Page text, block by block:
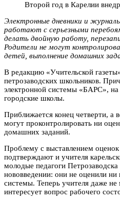
Второй год в Карелии
Электронные дневники и
работают с серьезными
делать двойную работу,
Родители не могут
детей, выполнение домашних
В редакцию «Учительской
петрозаводских школьников.
электронной системы «БАРС»,
городские школы.
Приближается конец четверти, а
могут проконтролировать ни
домашних заданий.
Проблему с выставлением
подтверждают и учителя
молодые педагоги Петрозаводска
нововведении: они не оценили
системы. Теперь учителя даже
интересует вопрос рабочего